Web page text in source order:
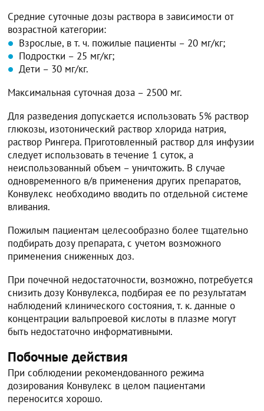
Средние суточные дозы раствора в зависимости от
возрастной категории:
Взрослые, в т. ч. пожилые пациенты – 20 мг/кг;
Подростки – 25 мг/кг;
Дети – 30 мг/кг.
Максимальная суточная доза – 2500 мг.
Для разведения допускается использовать 5% раствор
глюкозы, изотонический раствор хлорида натрия,
раствор Рингера. Приготовленный раствор для инфузии
следует использовать в течение 1 суток, а
неиспользованный объем – уничтожить. В случае
одновременного в/в применения других препаратов,
Конвулекс необходимо вводить по отдельной системе
вливания.
Пожилым пациентам целесообразно более тщательно
подбирать дозу препарата, с учетом возможного
применения сниженных доз.
При почечной недостаточности, возможно, потребуется
снизить дозу Конвулекса, подбирая ее по результатам
наблюдений клинического состояния, т. к. данные о
концентрации вальпроевой кислоты в плазме могут
быть недостаточно информативными.
Побочные действия
При соблюдении рекомендованного режима
дозирования Конвулекс в целом пациентами
переносится хорошо.